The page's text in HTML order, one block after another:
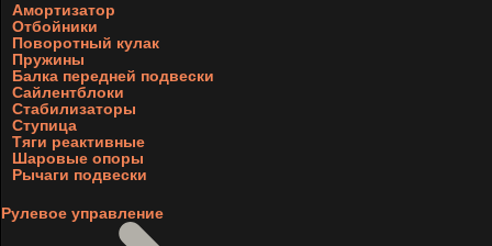
Амортизатор
Отбойники
Поворотный кулак
Пружины
Балка передней подвески
Сайлентблоки
Стабилизаторы
Ступица
Тяги реактивные
Шаровые опоры
Рычаги подвески
Рулевое управление